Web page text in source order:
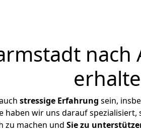
stressige Erfahrung sein,
haben wir uns darauf
zu machen und Sie zu